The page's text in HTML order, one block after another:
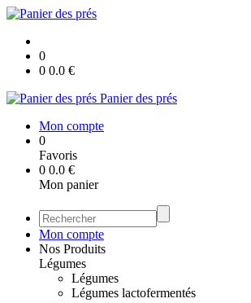
0
0 0.0 €
Panier des prés
Mon compte
0
Favoris
0 0.0 €
Mon panier
Mon compte
Nos Produits
Légumes
Légumes
Légumes lactofermentés